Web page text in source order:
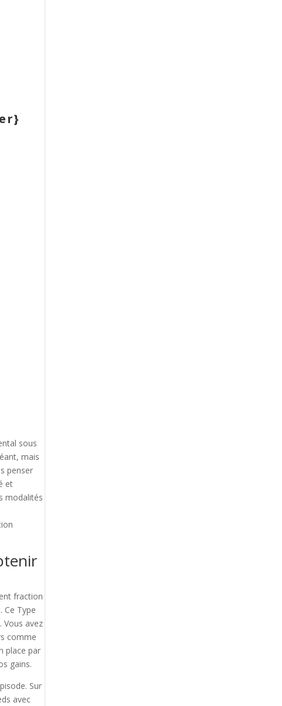
sous
mais
penser
et
modalités
fraction
Ce Type
Vous avez
comme
place par
gains.
Sur
avec